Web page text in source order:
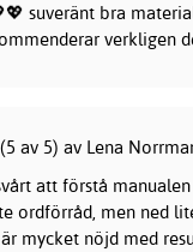
suveränt bra
(5 av 5) av Lena
att förstå
ordförråd, men ned
mycket nöjd med